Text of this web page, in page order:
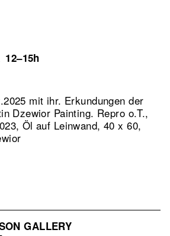
12–15h
mit ihr. Erkundungen der
Dzewior Painting. Repro o.T.,
Öl auf Leinwand, 40 x 60,
GALLERY